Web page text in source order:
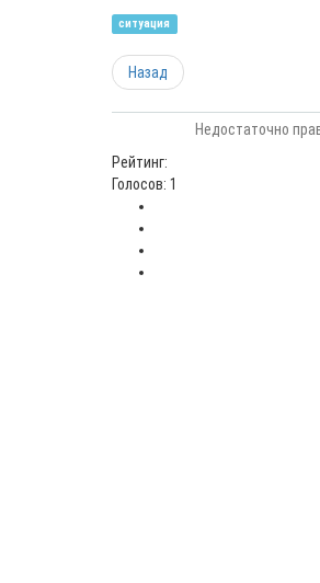
ситуация
Назад
Недостаточно
Рейтинг:
Голосов: 1